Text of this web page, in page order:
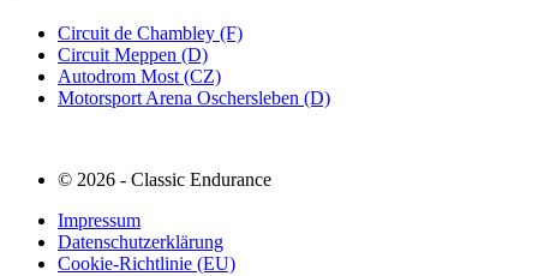
Circuit de Chambley (F)
Circuit Meppen (D)
Autodrom Most (CZ)
Motorsport Arena Oschersleben (D)
© 2026 - Classic Endurance
Impressum
Datenschutzerklärung
Cookie-Richtlinie (EU)